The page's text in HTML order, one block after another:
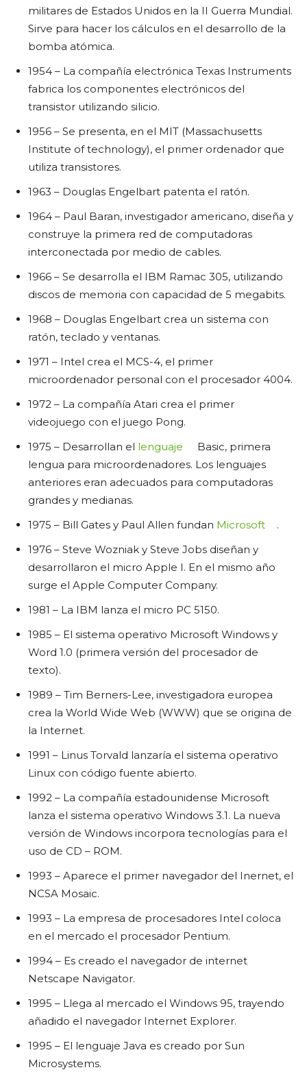
militares de Estados Unidos en la II Guerra Mundial.
Sirve para hacer los cálculos en el desarrollo de la
bomba atómica.
1954 – La compañía electrónica Texas Instruments
fabrica los componentes electrónicos del
transistor utilizando silicio.
1956 – Se presenta, en el MIT (Massachusetts
Institute of technology), el primer ordenador que
utiliza transistores.
1963 – Douglas Engelbart patenta el ratón.
1964 – Paul Baran, investigador americano, diseña y
construye la primera red de computadoras
interconectada por medio de cables.
1966 – Se desarrolla el IBM Ramac 305, utilizando
discos de memoria con capacidad de 5 megabits.
1968 – Douglas Engelbart crea un sistema con
ratón, teclado y ventanas.
1971 – Intel crea el MCS-4, el primer
microordenador personal con el procesador 4004.
1972 – La compañía Atari crea el primer
videojuego con el juego Pong.
1975 – Desarrollan el lenguaje
Basic, primera
lengua para microordenadores. Los lenguajes
anteriores eran adecuados para computadoras
grandes y medianas.
1975 – Bill Gates y Paul Allen fundan Microsoft
.
1976 – Steve Wozniak y Steve Jobs diseñan y
desarrollaron el micro Apple I. En el mismo año
surge el Apple Computer Company.
1981 – La IBM lanza el micro PC 5150.
1985 – El sistema operativo Microsoft Windows y
Word 1.0 (primera versión del procesador de
texto).
1989 – Tim Berners-Lee, investigadora europea
crea la World Wide Web (WWW) que se origina de
la Internet.
1991 – Linus Torvald lanzaría el sistema operativo
Linux con código fuente abierto.
1992 – La compañía estadounidense Microsoft
lanza el sistema operativo Windows 3.1. La nueva
versión de Windows incorpora tecnologías para el
uso de CD – ROM.
1993 – Aparece el primer navegador del Inernet, el
NCSA Mosaic.
1993 – La empresa de procesadores Intel coloca
en el mercado el procesador Pentium.
1994 – Es creado el navegador de internet
Netscape Navigator.
1995 – Llega al mercado el Windows 95, trayendo
añadido el navegador Internet Explorer.
1995 – El lenguaje Java es creado por Sun
Microsystems.